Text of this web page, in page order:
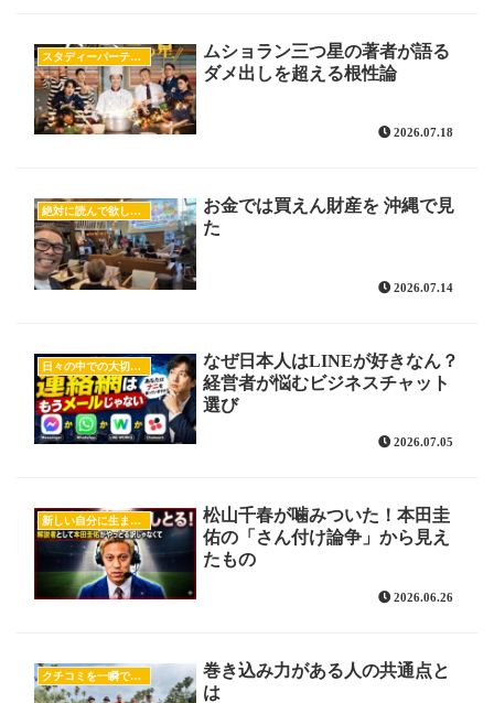
スタディーパーティー
ムショラン三つ星の著者が語る
ダメ出しを超える根性論
2026.07.18
絶対に読んで欲しいオススメ記事
お金では買えん財産を 沖縄で見
た
2026.07.14
日々の中での大切な気付き
なぜ日本人はLINEが好きなん？
経営者が悩むビジネスチャット
選び
2026.07.05
新しい自分に生まれ変わるヒント
松山千春が噛みついた！本田圭
佑の「さん付け論争」から見え
たもの
2026.06.26
クチコミを一瞬で起こす方法
巻き込み力がある人の共通点と
は